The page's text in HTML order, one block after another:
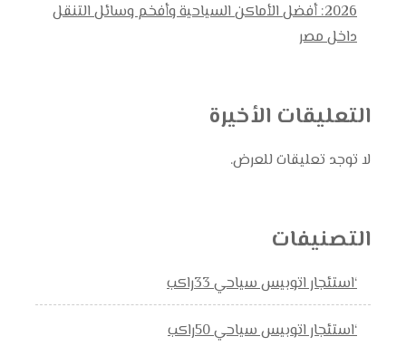
2026: أفضل الأماكن السياحية وأفخم وسائل التنقل
داخل مصر
التعليقات الأخيرة
لا توجد تعليقات للعرض.
التصنيفات
‘استئجار اتوبيس سياحي 33راكب
‘استئجار اتوبيس سياحي 50راكب